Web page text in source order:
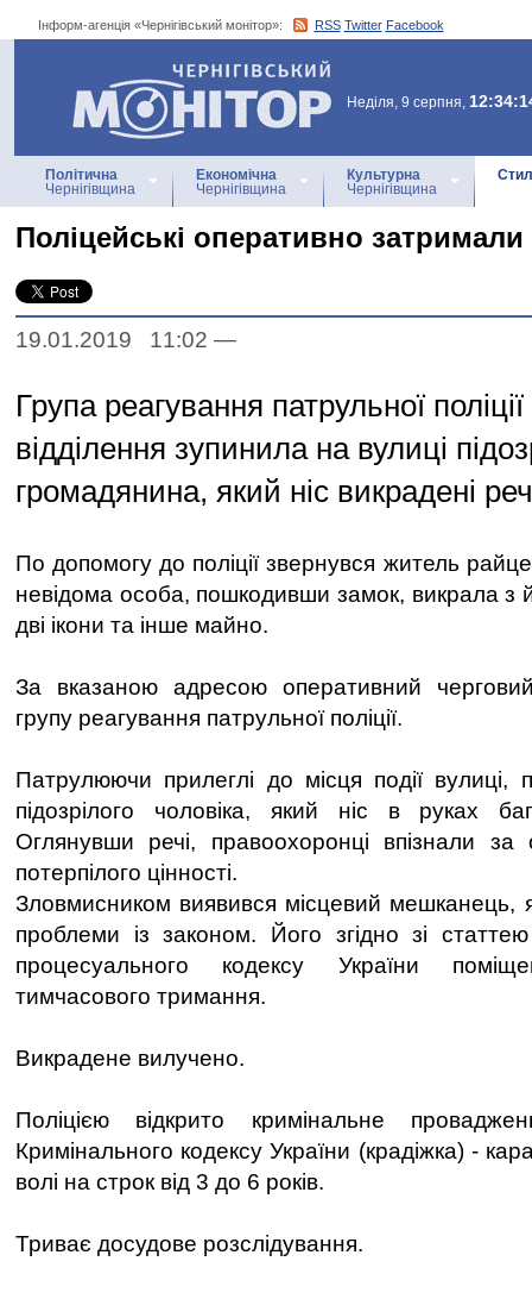
Інформ-агенція «Чернігівський монітор»: RSS Twitter Facebook
Інформ-агенція
«Чернігівський монітор»
Неділя, 9 серпня,
Політична
Чернігівщина
Економічна
Чернігівщина
Культурна
Чернігівщина
Поліцейські оперативно затримали
19.01.2019 11:02 —
Група реагування патрульної
відділення зупинила на вулиці
громадянина, який ніс викрадені
По допомогу до поліції звернувся житель
невідома особа, пошкодивши замок, викрала з
дві ікони та інше майно.
За вказаною адресою оперативний
групу реагування патрульної поліції.
Патрулюючи прилеглі до місця події вулиці,
підозрілого чоловіка, який ніс в руках
Оглянувши речі, правоохоронці впізнали
потерпілого цінності.
Зловмисником виявився місцевий мешканець,
проблеми із законом. Його згідно зі
процесуального кодексу України
тимчасового тримання.
Викрадене вилучено.
Поліцією відкрито кримінальне
Кримінального кодексу України (крадіжка) -
волі на строк від 3 до 6 років.
Триває досудове розслідування.